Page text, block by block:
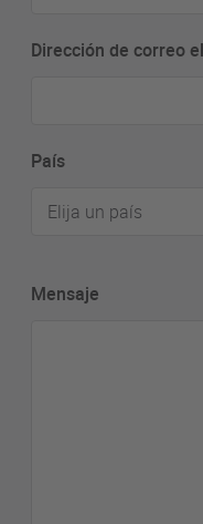
Dirección de correo
País
Elija un país
Mensaje